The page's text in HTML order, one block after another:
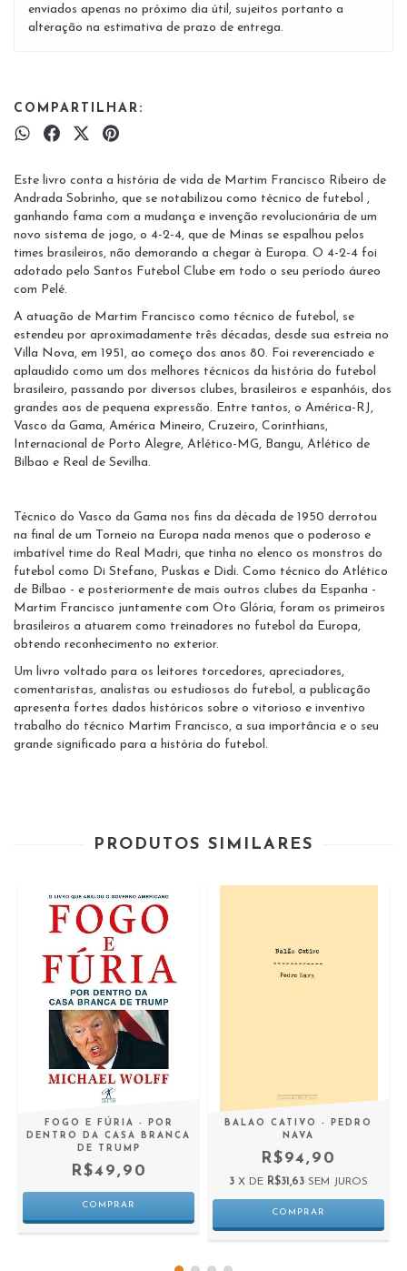
enviados apenas no próximo dia útil, sujeitos portanto a
alteração na estimativa de prazo de entrega.
COMPARTILHAR:
Este livro conta a história de vida de Martim Francisco Ribeiro de
Andrada Sobrinho, que se notabilizou como técnico de futebol ,
ganhando fama com a mudança e invenção revolucionária de um
novo sistema de jogo, o 4-2-4, que de Minas se espalhou pelos
times brasileiros, não demorando a chegar à Europa. O 4-2-4 foi
adotado pelo Santos Futebol Clube em todo o seu período áureo
com Pelé.
A atuação de Martim Francisco como técnico de futebol, se
estendeu por aproximadamente três décadas, desde sua estreia no
Villa Nova, em 1951, ao começo dos anos 80. Foi reverenciado e
aplaudido como um dos melhores técnicos da história do futebol
brasileiro, passando por diversos clubes, brasileiros e espanhóis, dos
grandes aos de pequena expressão. Entre tantos, o América-RJ,
Vasco da Gama, América Mineiro, Cruzeiro, Corinthians,
Internacional de Porto Alegre, Atlético-MG, Bangu, Atlético de
Bilbao e Real de Sevilha.
Técnico do Vasco da Gama nos fins da década de 1950 derrotou
na final de um Torneio na Europa nada menos que o poderoso e
imbatível time do Real Madri, que tinha no elenco os monstros do
futebol como Di Stefano, Puskas e Didi. Como técnico do Atlético
de Bilbao - e posteriormente de mais outros clubes da Espanha -
Martim Francisco juntamente com Oto Glória, foram os primeiros
brasileiros a atuarem como treinadores no futebol da Europa,
obtendo reconhecimento no exterior.
Um livro voltado para os leitores torcedores, apreciadores,
comentaristas, analistas ou estudiosos do futebol, a publicação
apresenta fortes dados históricos sobre o vitorioso e inventivo
trabalho do técnico Martim Francisco, a sua importância e o seu
grande significado para a história do futebol.
PRODUTOS SIMILARES
FOGO E FÚRIA - POR
DENTRO DA CASA BRANCA
DE TRUMP
R$49,90
BALAO CATIVO - PEDRO
NAVA
R$94,90
3 X DE R$31,63 SEM JUROS